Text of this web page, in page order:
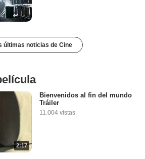
últimas noticias de Cine
2:17
Bienvenidos al fin del mundo
Tráiler
11.004 vistas